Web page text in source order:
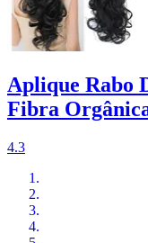
Aplique Rabo
Fibra
4.3